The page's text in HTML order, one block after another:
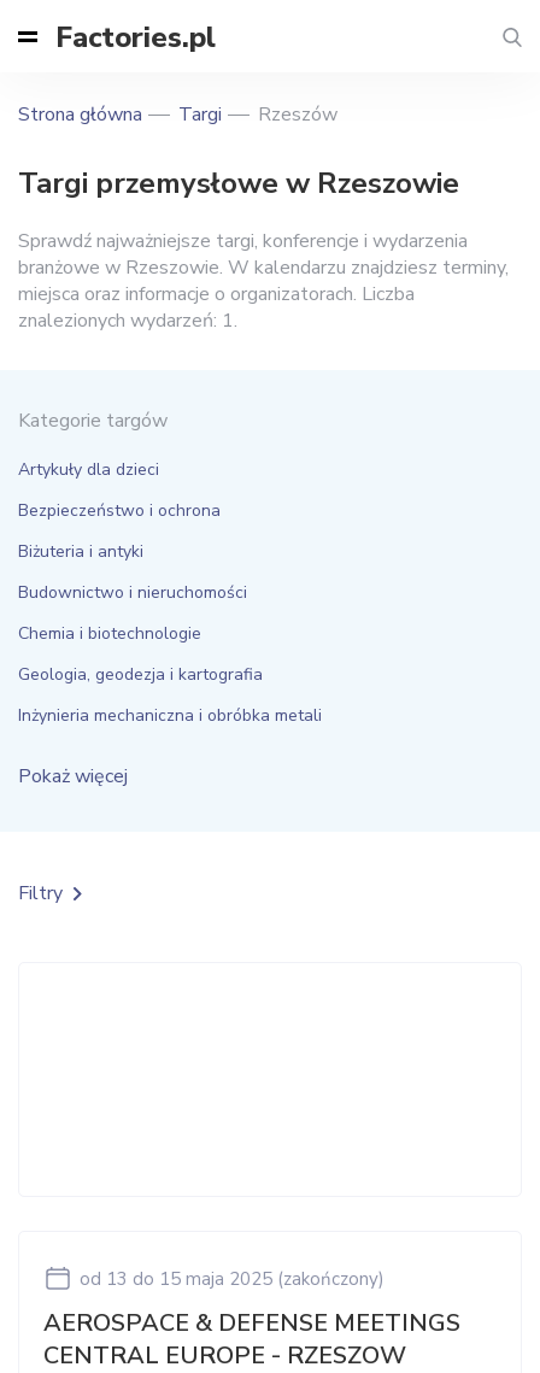
Factories.pl
Strona główna Targi Rzeszów
Targi przemysłowe w Rzeszowie
Sprawdź najważniejsze targi, konferencje i wydarzenia
branżowe w Rzeszowie. W kalendarzu znajdziesz terminy,
miejsca oraz informacje o organizatorach. Liczba
znalezionych wydarzeń: 1.
Kategorie targów
Artykuły dla dzieci
Bezpieczeństwo i ochrona
Biżuteria i antyki
Budownictwo i nieruchomości
Chemia i biotechnologie
Geologia, geodezja i kartografia
Inżynieria mechaniczna i obróbka metali
Pokaż więcej
od 13 do 15 maja 2025 (zakończony)
AEROSPACE & DEFENSE MEETINGS
CENTRAL EUROPE - RZESZOW
Filtry